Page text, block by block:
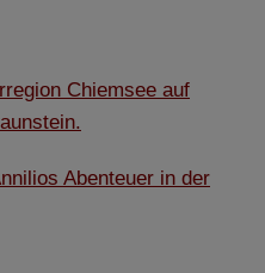
/ Vimeo
speichert, bevor diese sich das Video
Chiemsee auf
Abenteuer in der